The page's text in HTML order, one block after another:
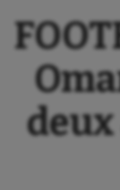
deux